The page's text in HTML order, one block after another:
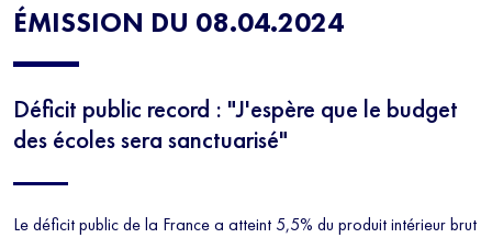
ÉMISSION DU 08.04.2024
Déficit public record : "J'espère que le budget
des écoles sera sanctuarisé"
Le déficit public de la France a atteint 5,5% du produit intérieur brut